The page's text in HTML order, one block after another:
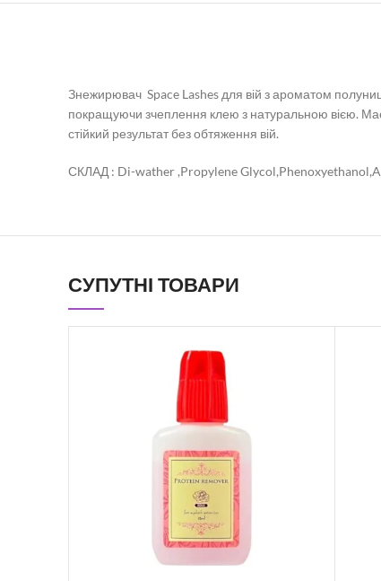
Знежирювач Space Lashes для вій з ароматом
покращуючи зчеплення клею з натуральною вією.
стійкий результат без обтяження вій.
СКЛАД : Di-wather ,Propylene
СУПУТНІ ТОВАРИ